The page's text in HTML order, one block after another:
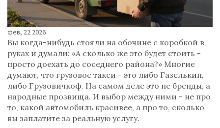
фев, 22 2026
Вы когда-нибудь стояли на обочине с коробкой в
руках и думали: «А сколько же это будет стоить -
просто доехать до соседнего района?» Многие
думают, что грузовое такси - это либо Газелькин,
либо Грузовичкоф. На самом деле это не бренды, а
народные прозвища. И выбор между ними - не про
то, какой автомобиль красивее, а про то, сколько
вы заплатите за реальную услугу.